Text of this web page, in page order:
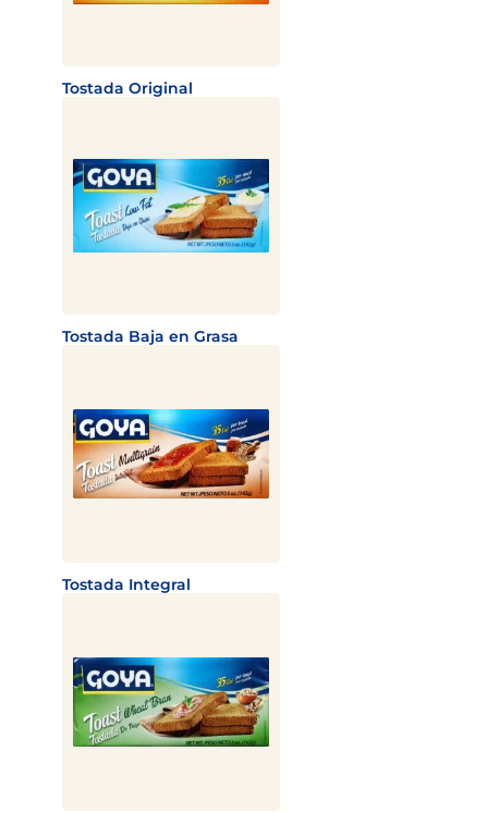
Tostada Original
Tostada Baja en Grasa
Tostada Integral